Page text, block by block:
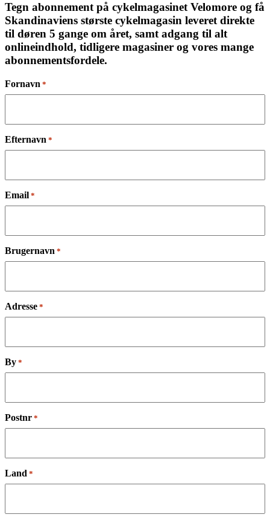
Tegn abonnement på cykelmagasinet Velomore og få
Skandinaviens største cykelmagasin leveret direkte
til døren 5 gange om året, samt adgang til alt
onlineindhold, tidligere magasiner og vores mange
abonnementsfordele.
Fornavn *
Efternavn *
Email *
Brugernavn *
Adresse *
By *
Postnr *
Land *